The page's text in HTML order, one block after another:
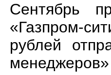
Сентябрь
«Газпром-
рублей